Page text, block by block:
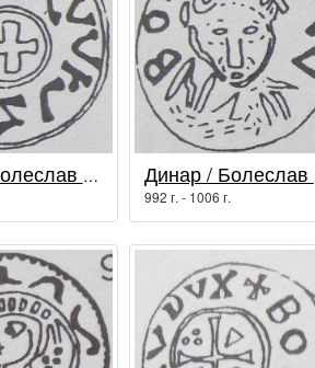
Динар / Болеслав I Храбрый
992 г. - 1006 г.